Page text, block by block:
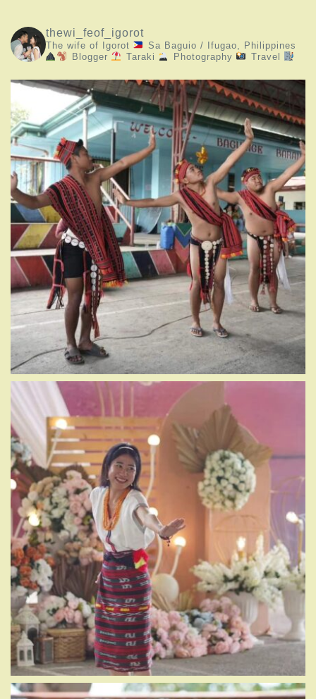
thewi_feof_igorot
The wife of Igorot
Sa Baguio / Ifugao, Philippines
Blogger
Taraki Photography Travel